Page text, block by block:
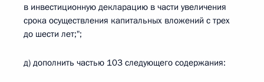
в инвестиционную декларацию в части увеличения
срока осуществления капитальных вложений с трех
до шести лет;";
д) дополнить частью 103 следующего содержания: